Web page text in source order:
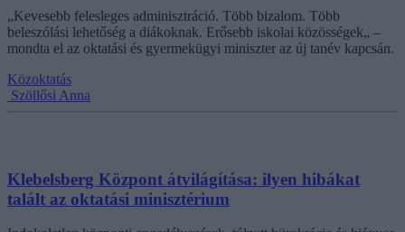
„Kevesebb felesleges adminisztráció. Több bizalom. Több
beleszólási lehetőség a diákoknak. Erősebb iskolai közösségek„ –
mondta el az oktatási és gyermekügyi miniszter az új tanév kapcsán.
Közoktatás
Szöllősi Anna
Klebelsberg Központ átvilágítása: ilyen hibákat
talált az oktatási minisztérium